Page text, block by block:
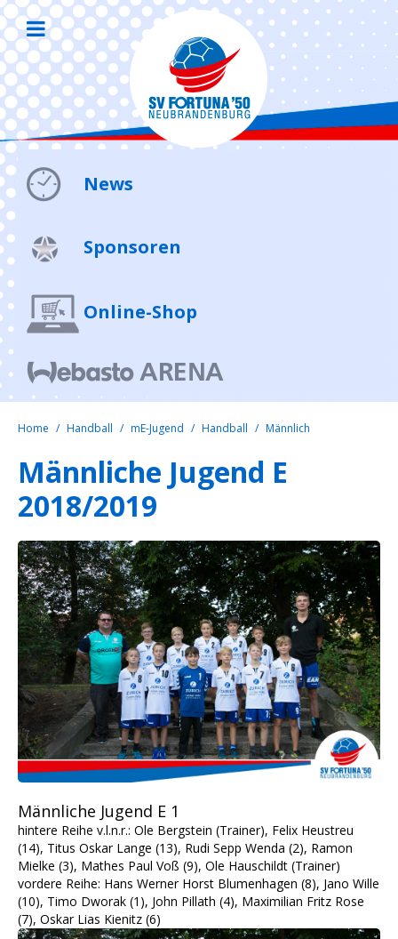
News
Sponsoren
Online-Shop
Home Handball mE-Jugend Handball Männlich
Männliche Jugend E
2018/2019
Männliche Jugend E 1
hintere Reihe v.l.n.r.: Ole Bergstein (Trainer), Felix Heustreu
(14), Titus Oskar Lange (13), Rudi Sepp Wenda (2), Ramon
Mielke (3), Mathes Paul Voß (9), Ole Hauschildt (Trainer)
vordere Reihe: Hans Werner Horst Blumenhagen (8), Jano Wille
(10), Timo Dworak (1), John Pillath (4), Maximilian Fritz Rose
(7), Oskar Lias Kienitz (6)